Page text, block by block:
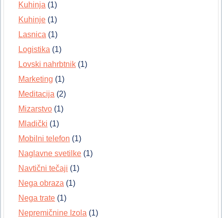
Kuhinja (1)
Kuhinje (1)
Lasnica (1)
Logistika (1)
Lovski nahrbtnik (1)
Marketing (1)
Meditacija (2)
Mizarstvo (1)
Mladički (1)
Mobilni telefon (1)
Naglavne svetilke (1)
Navtični tečaji (1)
Nega obraza (1)
Nega trate (1)
Nepremičnine Izola (1)